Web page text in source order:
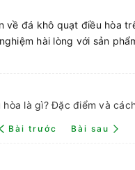
về đá khô quạt điều hòa
hài lòng với sản
là gì? Đặc điểm và
Bài trước Bài sau